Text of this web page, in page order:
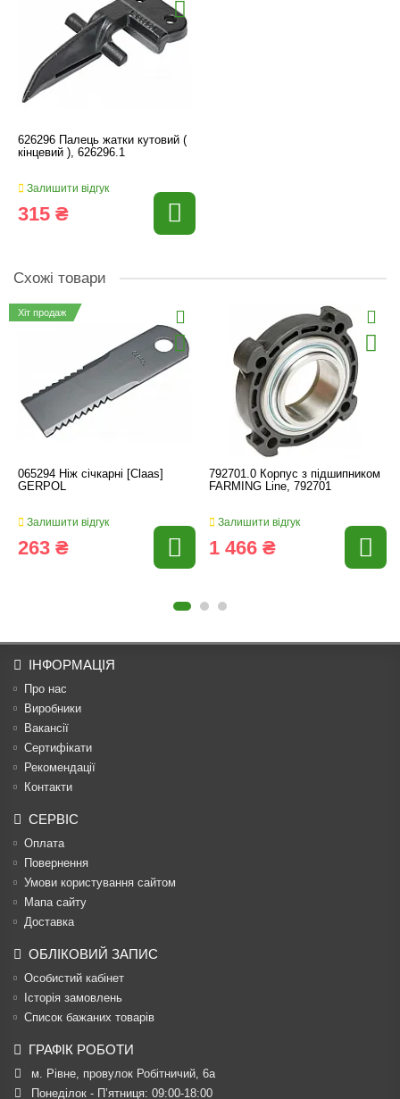
626296 Палець жатки кутовий (
кінцевий ), 626296.1
Залишити відгук
315 ₴
Схожі товари
Хіт продаж
065294 Ніж січкарні [Claas]
GERPOL
Залишити відгук
263 ₴
792701.0 Корпус з підшипником
FARMING Line, 792701
Залишити відгук
1 466 ₴
ІНФОРМАЦІЯ
Про нас
Виробники
Вакансії
Сертифікати
Рекомендації
Контакти
СЕРВІС
Оплата
Повернення
Умови користування сайтом
Мапа сайту
Доставка
ОБЛІКОВИЙ ЗАПИС
Особистий кабінет
Історія замовлень
Список бажаних товарів
ГРАФІК РОБОТИ
м. Рівне, провулок Робітничий, 6а
Понеділок - П’ятниця: 09:00-18:00